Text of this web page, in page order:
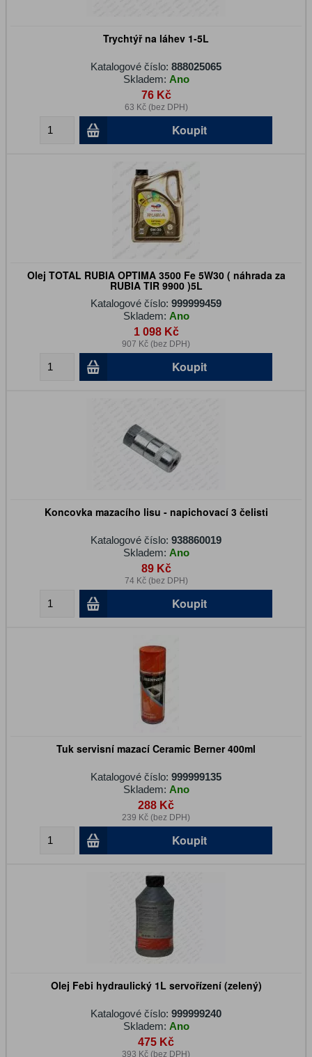
Trychtýř na láhev 1-5L
Katalogové číslo: 888025065
Skladem: Ano
76 Kč
63 Kč (bez DPH)
Koupit
Olej TOTAL RUBIA OPTIMA 3500 Fe 5W30 ( náhrada za
RUBIA TIR 9900 )5L
Katalogové číslo: 999999459
Skladem: Ano
1 098 Kč
907 Kč (bez DPH)
Koupit
Koncovka mazacího lisu - napichovací 3 čelisti
Katalogové číslo: 938860019
Skladem: Ano
89 Kč
74 Kč (bez DPH)
Koupit
Tuk servisní mazací Ceramic Berner 400ml
Katalogové číslo: 999999135
Skladem: Ano
288 Kč
239 Kč (bez DPH)
Koupit
Olej Febi hydraulický 1L servořízení (zelený)
Katalogové číslo: 999999240
Skladem: Ano
475 Kč
393 Kč (bez DPH)